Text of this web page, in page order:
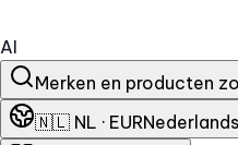
AI
Merken en producten
🇳🇱 NL · EURNederlands